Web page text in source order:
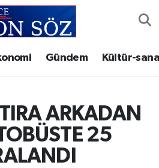
Gündem Kültür-
ARKADAN
25
Haritası
ve Fikstür